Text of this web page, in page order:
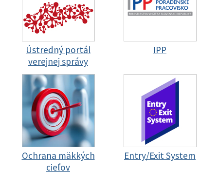
Ústredný portál
verejnej správy
IPP
Ochrana mäkkých
cieľov
Entry/Exit System